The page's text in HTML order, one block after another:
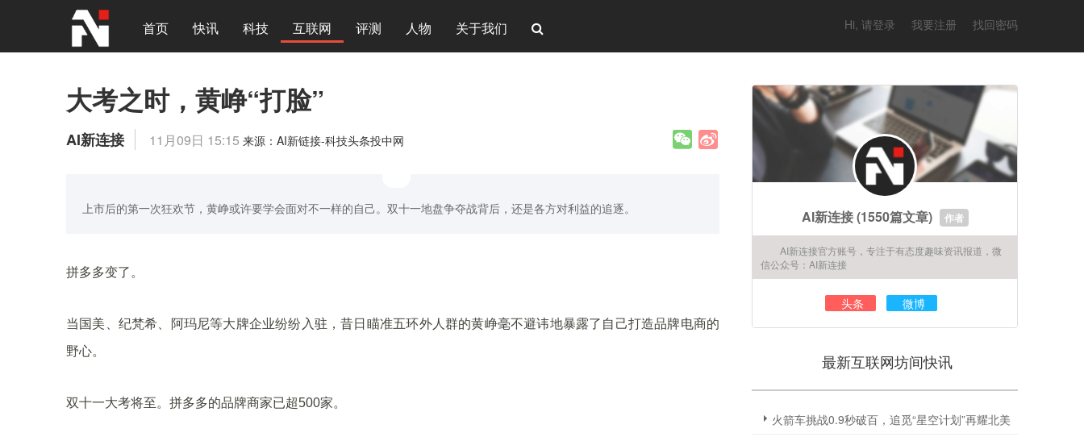
首页 快讯 科技 互联网 评测 人物 关于我们 Hi, 请登录 我要注册 找回密码
大考之时，黄峥“打脸”
AI新连接 11月09日 15:15 来源：AI新链接-科技头条投中网
上市后的第一次狂欢节，黄峥或许要学会面对不一样的自己。双十一地盘争夺战背后，还是各方对利益的追逐。
拼多多变了。
当国美、纪梵希、阿玛尼等大牌企业纷纷入驻，昔日瞄准五环外人群的黄峥毫不避讳地暴露了自己打造品牌电商的
野心。
双十一大考将至。拼多多的品牌商家已超500家。
AI新连接(1550篇文章) 作者
AI新连接官方账号，专注于有态度趣味资讯报道，微
信公众号：AI新连接
头条 微博
最新互联网坊间快讯
火箭车挑战0.9秒破百，追觅“星空计划”再耀北美